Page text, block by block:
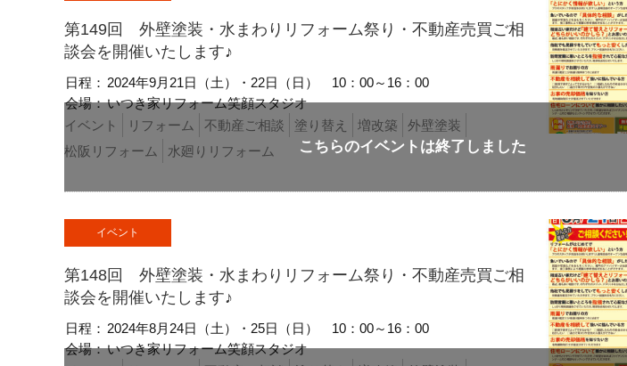
第149回 外壁塗装・水まわりリフォーム祭り・不動産売買ご相
談会を開催いたします♪
日程： 2024年9月21日（土）・22日（日）
10：00～16：00
会場：いつき家リフォーム笑顔スタジオ
イベント
リフォーム 不動産ご相談 塗り替え 増改築
外壁塗装
松阪リフォーム
水廻りリフォーム
イベント
第148回 外壁塗装・水まわりリフォーム祭り・不動産売買ご相
談会を開催いたします♪
日程： 2024年8月24日（土）・25日（日）
10：00～16：00
会場：いつき家リフォーム笑顔スタジオ